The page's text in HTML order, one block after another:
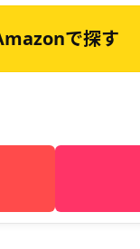
で探す